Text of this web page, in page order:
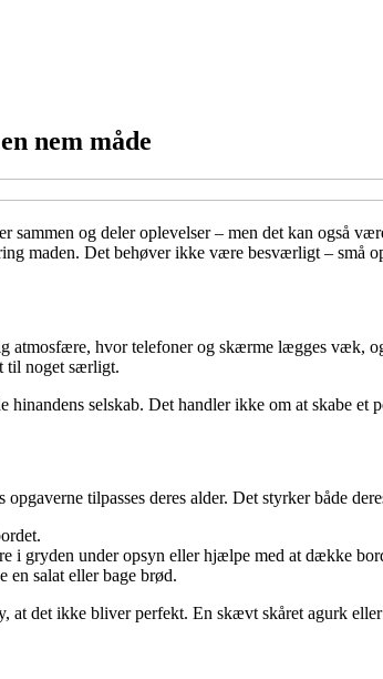
nem måde
sammen og deler oplevelser – men det kan også
maden. Det behøver ikke være besværligt – små
atmosfære, hvor telefoner og skærme lægges væk,
til noget særligt.
selskab. Det handler ikke om at skabe et
tilpasses deres alder. Det styrker både
i gryden under opsyn eller hjælpe med at dække
en salat eller bage brød.
at det ikke bliver perfekt. En skævt skåret agurk